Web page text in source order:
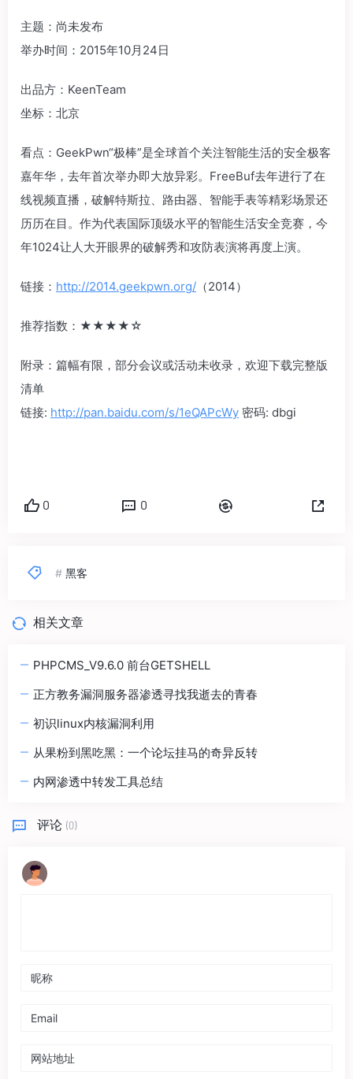
主题：尚未发布
举办时间：2015年10月24日
出品方：KeenTeam
坐标：北京
看点：GeekPwn“极棒”是全球首个关注智能生活的安全极客
嘉年华，去年首次举办即大放异彩。FreeBuf去年进行了在
线视频直播，破解特斯拉、路由器、智能手表等精彩场景还
历历在目。作为代表国际顶级水平的智能生活安全竞赛，今
年1024让人大开眼界的破解秀和攻防表演将再度上演。
链接： http://2014.geekpwn.org/ （2014）
推荐指数：‍‍★★★★☆‍‍
附录：篇幅有限，部分会议或活动未收录，欢迎下载完整版
清单
链接: http://pan.baidu.com/s/1eQAPcWy 密码: dbgi‍
0 0
# 黑客
相关文章
PHPCMS_V9.6.0 前台GETSHELL
正方教务漏洞服务器渗透寻找我逝去的青春
初识linux内核漏洞利用
从果粉到黑吃黑：一个论坛挂马的奇异反转
内网渗透中转发工具总结
评论 (0)